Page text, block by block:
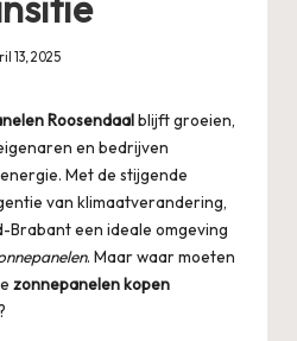
13, 2025
Roosendaalblijft groeien,
en bedrijven
Met de stijgende
van klimaatverandering,
Brabant een ideale omgeving
. Maar waar moeten
zonnepanelen kopen